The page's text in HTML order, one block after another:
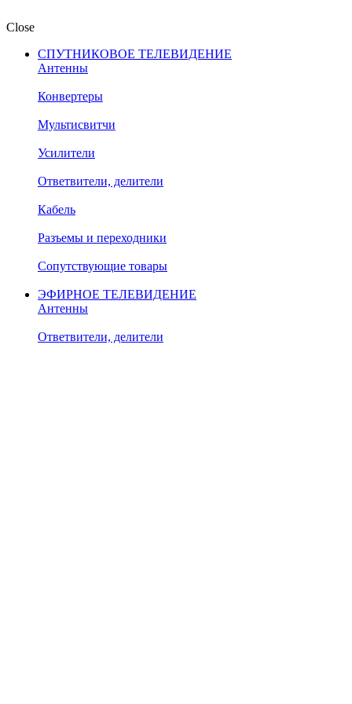
Close
СПУТНИКОВОЕ ТЕЛЕВИДЕНИЕ
Антенны
Конвертеры
Мультисвитчи
Усилители
Ответвители, делители
Кабель
Разъемы и переходники
Сопутствующие товары
ЭФИРНОЕ ТЕЛЕВИДЕНИЕ
Антенны
Ответвители, делители